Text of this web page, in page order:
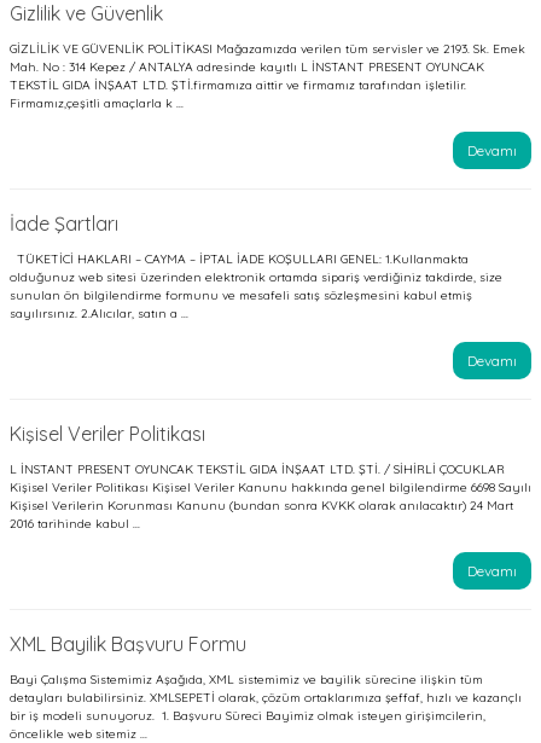
Gizlilik ve Güvenlik
GİZLİLİK VE GÜVENLİK POLİTİKASI Mağazamızda verilen tüm servisler ve 2193. Sk. Emek
Mah. No : 314 Kepez / ANTALYA adresinde kayıtlı L İNSTANT PRESENT OYUNCAK
TEKSTİL GIDA İNŞAAT LTD. ŞTİ.firmamıza aittir ve firmamız tarafından işletilir.
Firmamız,çeşitli amaçlarla k ...
Devamı
İade Şartları
TÜKETİCİ HAKLARI – CAYMA – İPTAL İADE KOŞULLARI GENEL: 1.Kullanmakta
olduğunuz web sitesi üzerinden elektronik ortamda sipariş verdiğiniz takdirde, size
sunulan ön bilgilendirme formunu ve mesafeli satış sözleşmesini kabul etmiş
sayılırsınız. 2.Alıcılar, satın a ...
Devamı
Kişisel Veriler Politikası
L İNSTANT PRESENT OYUNCAK TEKSTİL GIDA İNŞAAT LTD. ŞTİ. / SİHİRLİ ÇOCUKLAR
Kişisel Veriler Politikası Kişisel Veriler Kanunu hakkında genel bilgilendirme 6698 Sayılı
Kişisel Verilerin Korunması Kanunu (bundan sonra KVKK olarak anılacaktır) 24 Mart
2016 tarihinde kabul ...
Devamı
XML Bayilik Başvuru Formu
Bayi Çalışma Sistemimiz Aşağıda, XML sistemimiz ve bayilik sürecine ilişkin tüm
detayları bulabilirsiniz. XMLSEPETİ olarak, çözüm ortaklarımıza şeffaf, hızlı ve kazançlı
bir iş modeli sunuyoruz. 1. Başvuru Süreci Bayimiz olmak isteyen girişimcilerin,
öncelikle web sitemiz ...